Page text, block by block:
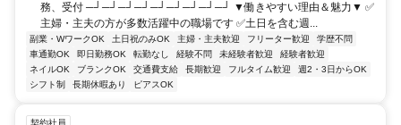
務、受付 ─┘─┘─┘─┘─┘─┘─┘─┘─┘ ▼働きやすい理由＆魅力▼ ✅
主婦・主夫の方が多数活躍中の職場です ✅土日を含む週...
副業・WワークOK 土日祝のみOK 主婦・主夫歓迎 フリーター歓迎
学歴不問
車通勤OK
即日勤務OK 転勤なし 経験不問 未経験者歓迎
経験者歓迎
ネイルOK
ブランクOK 交通費支給 長期歓迎 フルタイム歓迎
週2・3日からOK
シフト制
長期休暇あり ピアスOK